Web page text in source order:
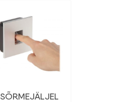
SÕRMEJÄLJEL